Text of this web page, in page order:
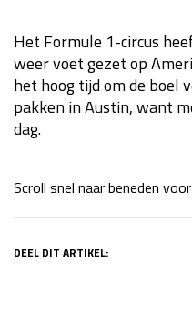
Race
Kwalificatie
Race
LAS VEGAS GRAND
Kwalificatie
Het Formule 1-circus
weer voet gezet op
het hoog tijd om de boel
pakken in Austin, want
dag.
Scroll snel naar beneden
DEEL DIT ARTIKEL: